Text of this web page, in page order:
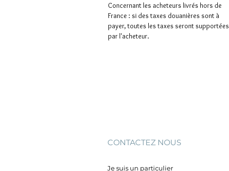
Concernant les acheteurs livrés hors de
France : si des taxes douanières sont à
payer, toutes les taxes seront supportées
par l'acheteur.
CONTACTEZ NOUS
Je suis un particulier